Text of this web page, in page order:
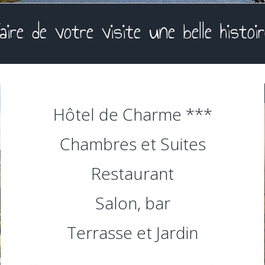
de votre visite une belle
Hôtel de Charme ***
Chambres et Suites
Restaurant
Salon, bar
Terrasse et Jardin